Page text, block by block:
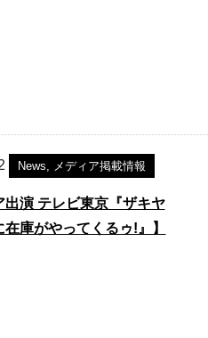
News, メディア掲載情報
出演 テレビ東京『ザキヤ
庫がやってくるゥ!』】